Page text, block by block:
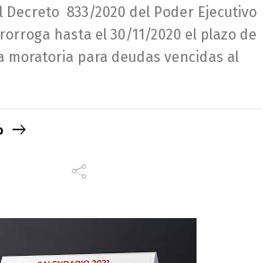
Decreto 833/2020 del Poder Ejecutivo
hasta el 30/11/2020 el plazo de
moratoria para deudas vencidas al